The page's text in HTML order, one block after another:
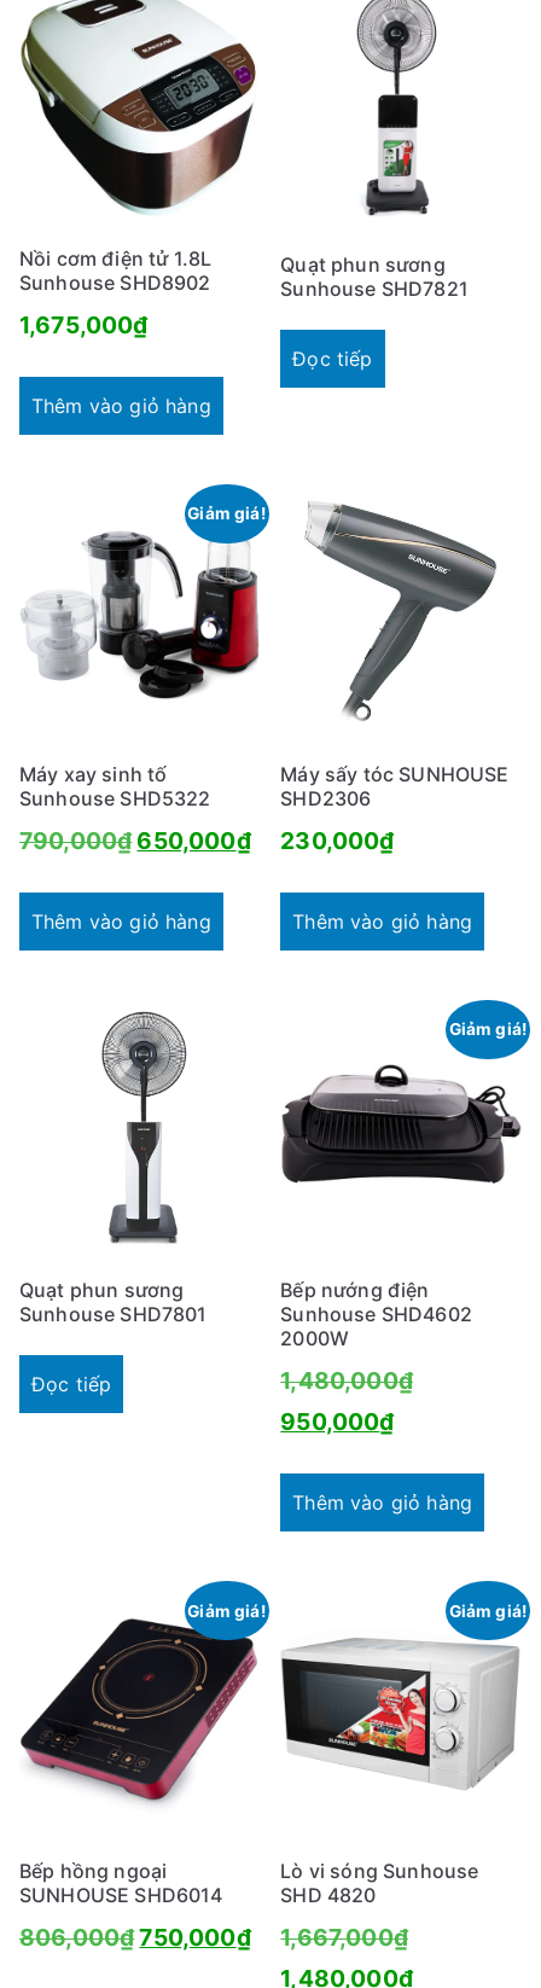
Nồi cơm điện tử 1.8L
Sunhouse SHD8902
1,675,000₫
Thêm vào giỏ hàng
Quạt phun sương
Sunhouse SHD7821
Đọc tiếp
Giảm giá!
Máy xay sinh tố
Sunhouse SHD5322
790,000₫Giá
là:
650,000₫Giá
Thêm vào giỏ hàng
Máy sấy tóc SUNHOUSE
SHD2306
230,000₫
Thêm vào giỏ hàng
Quạt phun sương
Sunhouse SHD7801
Đọc tiếp
Giảm giá!
Bếp nướng điện
Sunhouse SHD4602
2000W
1,480,000₫Giá
950,000₫Giá
tại
950,000₫.
Thêm vào giỏ hàng
Giảm giá!
Bếp hồng ngoại
SUNHOUSE SHD6014
806,000₫Giá
750,000₫Giá
hiện
Giảm giá!
Lò vi sóng Sunhouse
SHD 4820
1,667,000₫Giá
gốc
1,480,000₫Giá